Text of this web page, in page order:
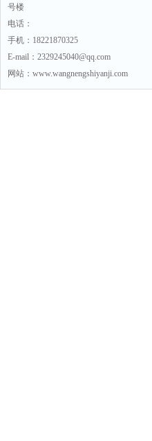
号楼
电话：
手机：18221870325
E-mail：2329245040@qq.com
网站：www.wangnengshiyanji.com